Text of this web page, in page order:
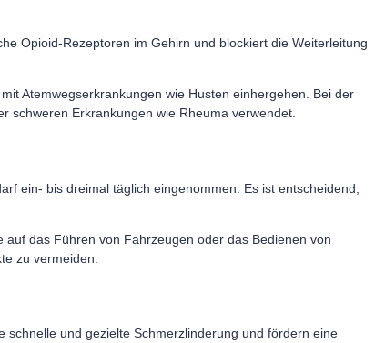
Opioid-Rezeptoren im Gehirn und blockiert die Weiterleitung
Atemwegserkrankungen wie Husten einhergehen. Bei der
schweren Erkrankungen wie Rheuma verwendet.
ein- bis dreimal täglich eingenommen. Es ist entscheidend,
das Führen von Fahrzeugen oder das Bedienen von
zu vermeiden.
und gezielte Schmerzlinderung und fördern eine